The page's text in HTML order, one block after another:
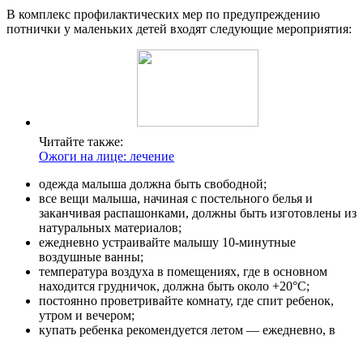
В комплекс профилактических мер по предупреждению
потнички у маленьких детей входят следующие мероприятия:
Читайте также:
Ожоги на лице: лечение
одежда малыша должна быть свободной;
все вещи малыша, начиная с постельного белья и
заканчивая распашонками, должны быть изготовлены из
натуральных материалов;
ежедневно устраивайте малышу 10-минутные
воздушные ванны;
температура воздуха в помещениях, где в основном
находится грудничок, должна быть около +20°C;
постоянно проветривайте комнату, где спит ребенок,
утром и вечером;
купать ребенка рекомендуется летом — ежедневно, в